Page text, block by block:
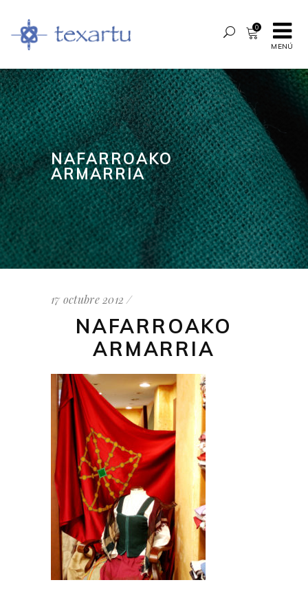
MENÚ
0
NAFARROAKO
ARMARRIA
17 octubre 2012
NAFARROAKO
ARMARRIA